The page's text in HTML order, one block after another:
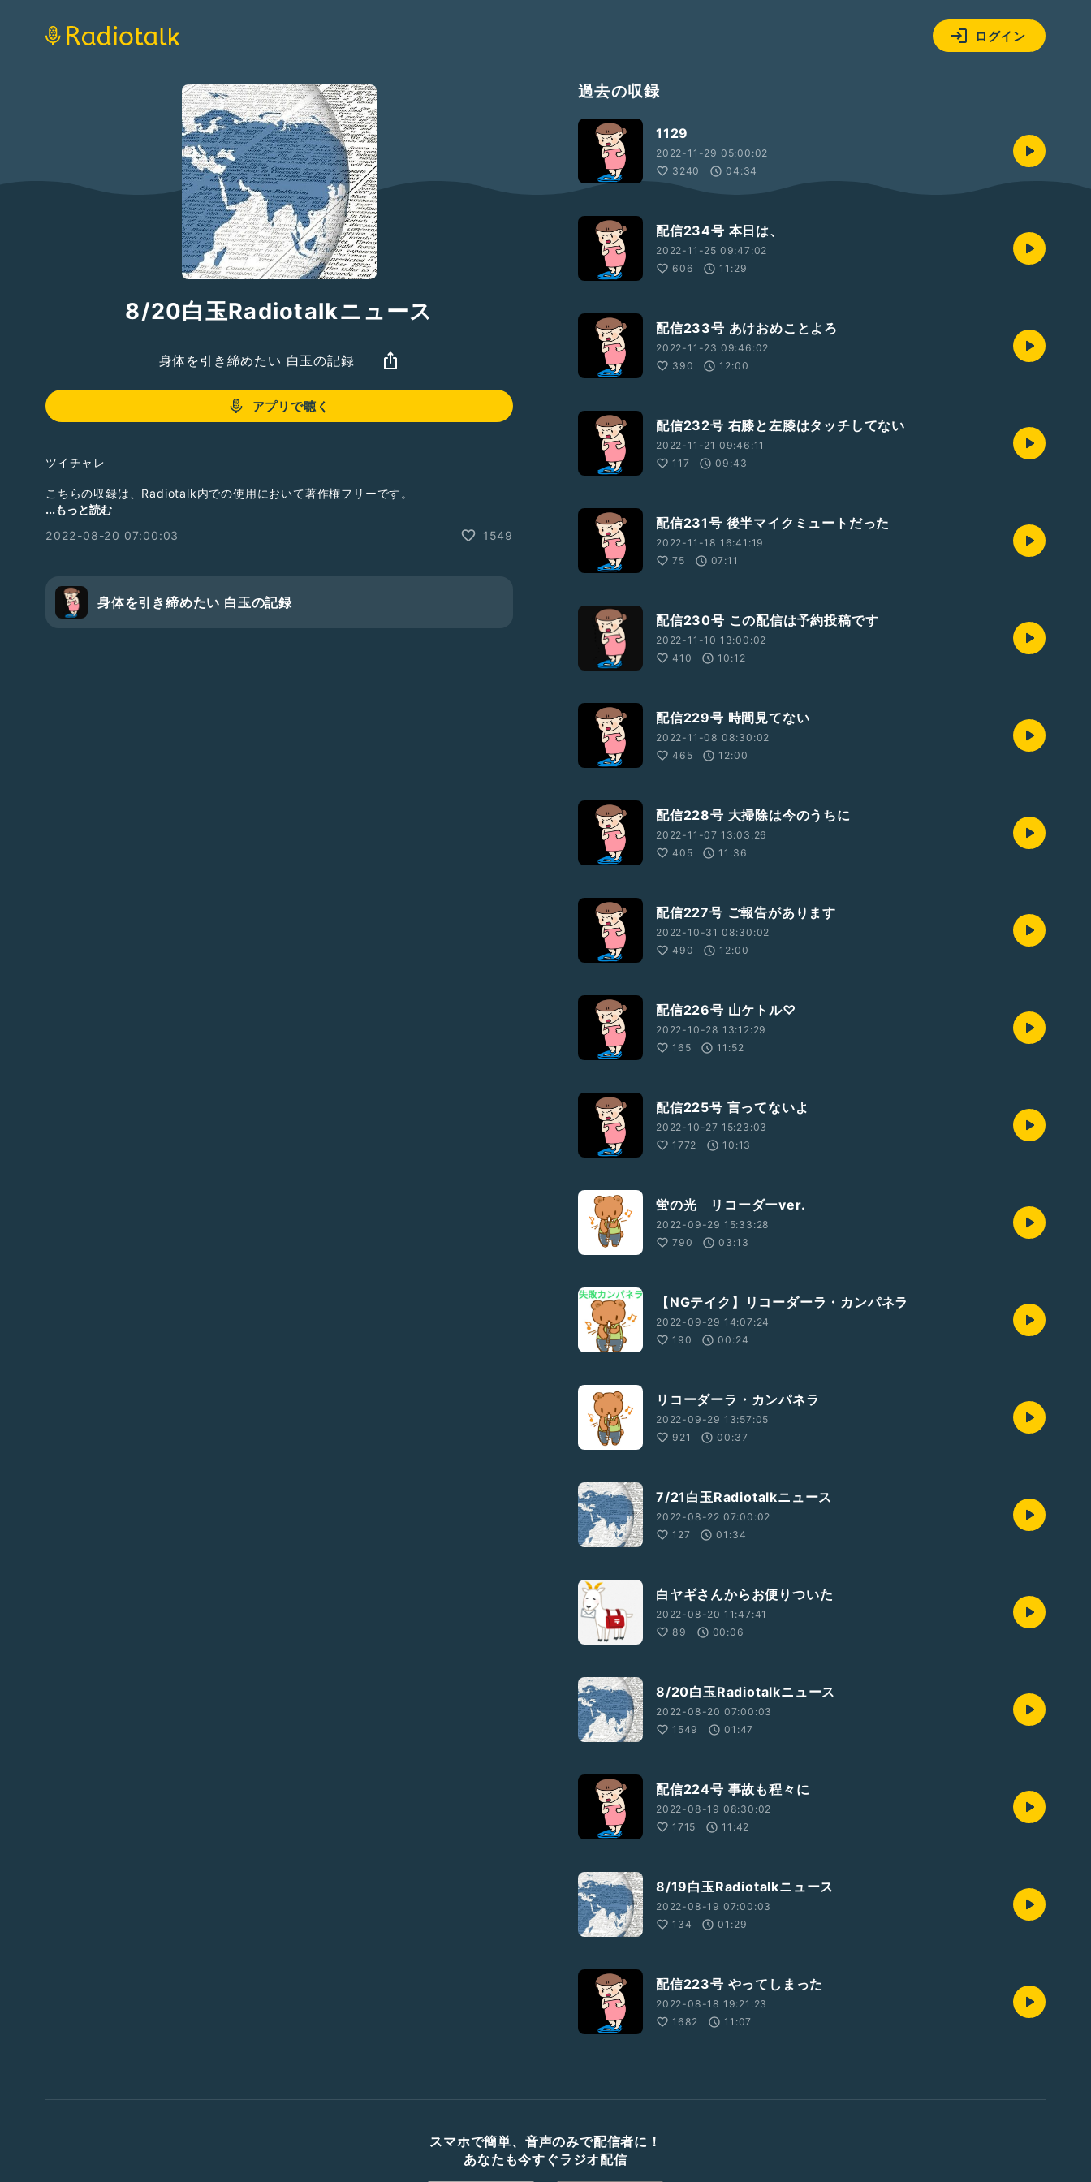
ログイン
8/20白玉Radiotalkニュース
身体を引き締めたい 白玉の記録
アプリで聴く
ツイチャレ
こちらの収録は、Radiotalk内での使用において著作権フリーです。
クレジット表記・連絡なしで使用OK 加工NG
使用のご連絡をいただけた場合は、私のLIVE配信・収録またはTwitterで、番組のお知
ライブ配信時の水分補給タイムや、クイズ出題後の回答待ち時間などなど....ご自由に
お使いください。
...もっと読む
2022-08-20 07:00:03
1549
身体を引き締めたい 白玉の記録
過去の収録
1129
2022-11-29 05:00:02
3240
04:34
配信234号 本日は、
2022-11-25 09:47:02
606
11:29
配信233号 あけおめことよろ
2022-11-23 09:46:02
390
12:00
配信232号 右膝と左膝はタッチしてない
2022-11-21 09:46:11
117
09:43
配信231号 後半マイクミュートだった
2022-11-18 16:41:19
75
07:11
配信230号 この配信は予約投稿です
2022-11-10 13:00:02
410
10:12
配信229号 時間見てない
2022-11-08 08:30:02
465
12:00
配信228号 大掃除は今のうちに
2022-11-07 13:03:26
405
11:36
配信227号 ご報告があります
2022-10-31 08:30:02
490
12:00
配信226号 山ケトル♡
2022-10-28 13:12:29
165
11:52
配信225号 言ってないよ
2022-10-27 15:23:03
1772
10:13
蛍の光 リコーダーver.
2022-09-29 15:33:28
790
03:13
【NGテイク】リコーダーラ・カンパネラ
2022-09-29 14:07:24
190
00:24
リコーダーラ・カンパネラ
2022-09-29 13:57:05
921
00:37
7/21白玉Radiotalkニュース
2022-08-22 07:00:02
127
01:34
白ヤギさんからお便りついた
2022-08-20 11:47:41
89
00:06
8/20白玉Radiotalkニュース
2022-08-20 07:00:03
1549
01:47
配信224号 事故も程々に
2022-08-19 08:30:02
1715
11:42
8/19白玉Radiotalkニュース
2022-08-19 07:00:03
134
01:29
配信223号 やってしまった
2022-08-18 19:21:23
1682
11:07
スマホで簡単、音声のみで配信者に！
あなたも今すぐラジオ配信